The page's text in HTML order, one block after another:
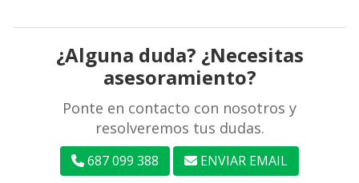
¿Alguna duda? ¿Necesitas
asesoramiento?
Ponte en contacto con nosotros y
resolveremos tus dudas.
687 099 388 ENVIAR EMAIL